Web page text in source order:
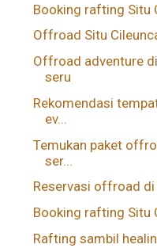
Booking rafting Situ
Offroad Situ
Offroad adventure
seru
Rekomendasi
ev...
Temukan paket
ser...
Reservasi offroad di
Booking rafting Situ
Rafting sambil